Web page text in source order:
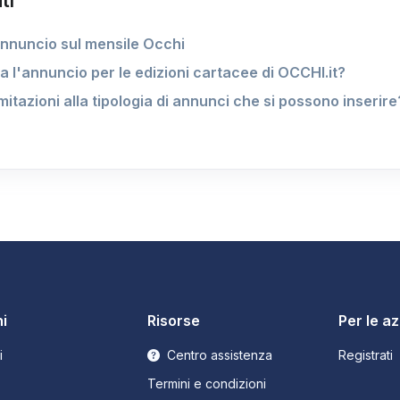
sul mensile Occhi
l'annuncio per le edizioni cartacee di OCCHI.it?
alla tipologia di annunci che si possono
Risorse
Centro assistenza
Termini e condizioni
Per le
Registrati